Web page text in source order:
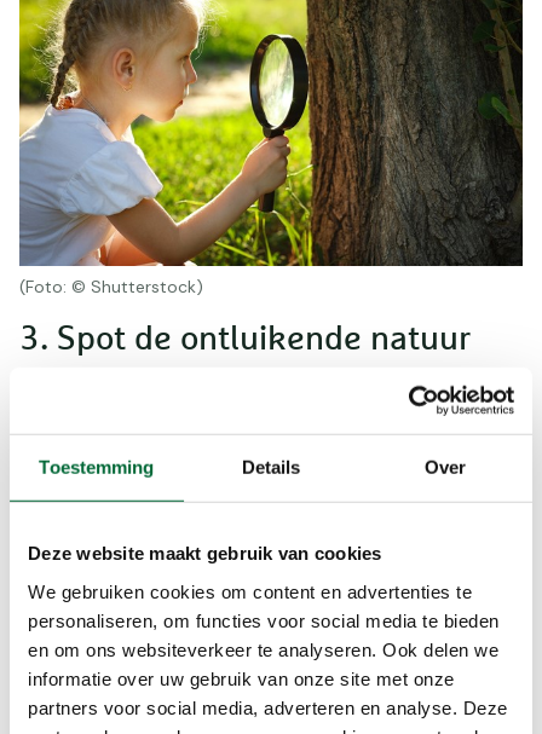
Toestemming Details Over
Deze website maakt gebruik van cookies
We gebruiken cookies om content en advertenties te
personaliseren, om functies voor social media te bieden
en om ons websiteverkeer te analyseren. Ook delen we
informatie over uw gebruik van onze site met onze
partners voor social media, adverteren en analyse. Deze
3. Spot de ontluikende natuur
Heb je al een mooie route uitgekozen? Maak dan
een spel van je wandeling en probeer zoveel
herkennen. De natuur wordt steeds actiever, dus
je hebt genoeg om te ontdekken. Wanneer je met
er zelfs een wedstrijdje van maken. Mocht je
onderweg niet weten wat je bent tegengekomen,
dan geven wij je een paar tips over apps
waarmee je dieren en planten kunt herkennen.
Apps om dieren en planten te herkennen
(Foto: © Shutterstock)